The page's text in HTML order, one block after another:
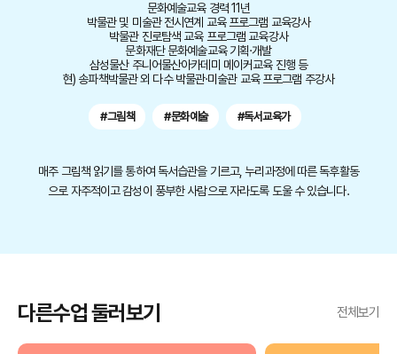
문화예술교육 경력 11년
박물관 및 미술관 전시연계 교육 프로그램 교육강사
박물관 진로탐색 교육 프로그램 교육강사
문화재단 문화예술교육 기획·개발
삼성물산 주니어물산아카데미 메이커교육 진행 등
현) 송파책박물관 외 다수 박물관·미술관 교육 프로그램 주강사
#그림책 #문화예술 #독서교육가
매주 그림책 읽기를 통하여 독서습관을 기르고, 누리과정에 따른 독후활동
으로 자주적이고 감성이 풍부한 사람으로 자라도록 도울 수 있습니다.
다른수업 둘러보기 전체보기